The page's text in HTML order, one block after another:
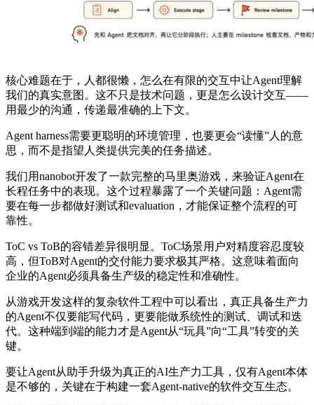
核心难题在于，人都很懒，怎么在有限的交互中让Agent理解
我们的真实意图。这不只是技术问题，更是怎么设计交互——
用最少的沟通，传递最准确的上下文。
Agent harness需要更聪明的环境管理，也要更会“读懂”人的意
思，而不是指望人类提供完美的任务描述。
我们用nanobot开发了一款完整的马里奥游戏，来验证Agent在
长程任务中的表现。这个过程暴露了一个关键问题：Agent需
要在每一步都做好测试和evaluation，才能保证整个流程的可
靠性。
ToC vs ToB的容错差异很明显。ToC场景用户对精度容忍度较
高，但ToB对Agent的交付能力要求极其严格。这意味着面向
企业的Agent必须具备生产级的稳定性和准确性。
从游戏开发这样的复杂软件工程中可以看出，真正具备生产力
的Agent不仅要能写代码，更要能做系统性的测试、调试和迭
代。这种端到端的能力才是Agent从“玩具”向“工具”转变的关
键。
要让Agent从助手升级为真正的AI生产力工具，仅有Agent本体
是不够的，关键在于构建一套Agent-native的软件交互生态。